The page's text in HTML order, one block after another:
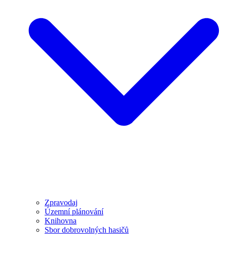
Zpravodaj
Územní plánování
Knihovna
Sbor dobrovolných hasičů